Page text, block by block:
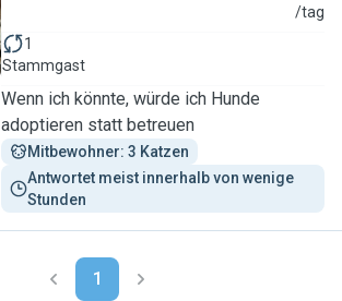
/tag
1
Stammgast
Wenn ich könnte, würde ich Hunde
adoptieren statt betreuen
Mitbewohner: 3 Katzen
Antwortet meist innerhalb von wenige
Stunden
1